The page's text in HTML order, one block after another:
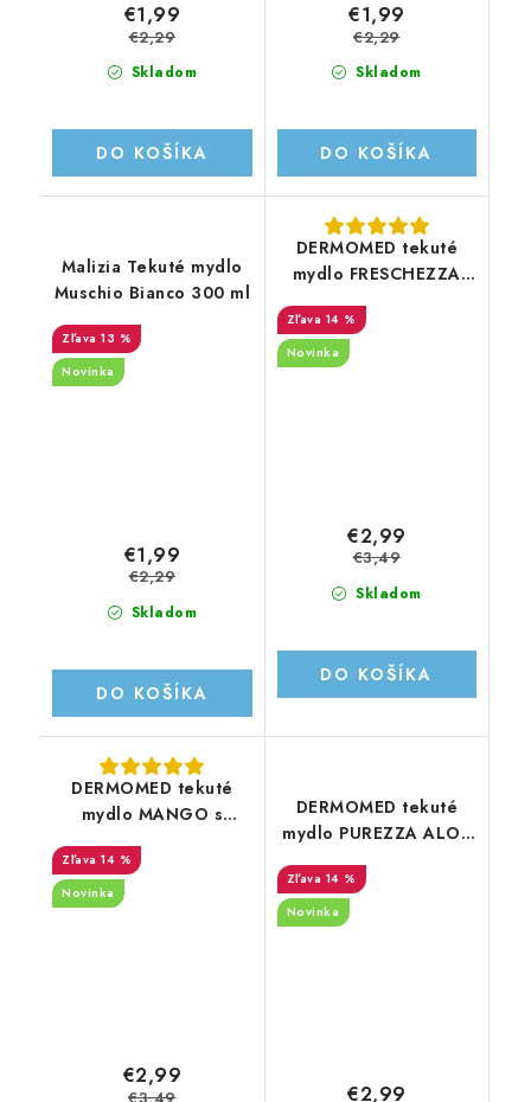
Skladom
€1,99
€2,29
DO KOŠÍKA
Skladom
€1,99
€2,29
DO KOŠÍKA
Malizia Tekuté mydlo
Muschio Bianco 300 ml
13 %
Novinka
Skladom
€1,99
€2,29
DO KOŠÍKA
DERMOMED tekuté
mydlo FRESCHEZZA
MUSCHIO BIANCO s
pumpičkou 1000 ML
14 %
Novinka
Skladom
€2,99
€3,49
DO KOŠÍKA
DERMOMED tekuté
mydlo MANGO s
14 %
Novinka
€2,99
DERMOMED tekuté
mydlo PUREZZA ALOE
14 %
Novinka
€2,99